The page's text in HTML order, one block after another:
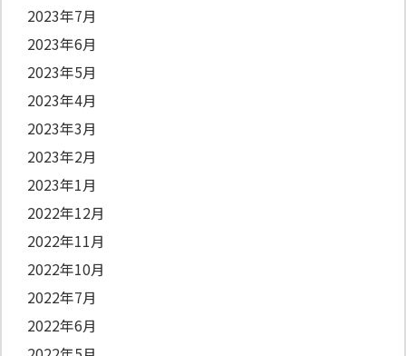
2023年7月
2023年6月
2023年5月
2023年4月
2023年3月
2023年2月
2023年1月
2022年12月
2022年11月
2022年10月
2022年7月
2022年6月